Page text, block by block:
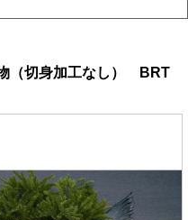
（切身加工なし） BRT